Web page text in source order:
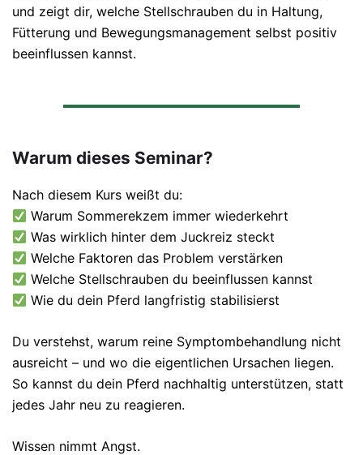
und zeigt dir, welche Stellschrauben du in Haltung,
Fütterung und Bewegungsmanagement selbst positiv
beeinflussen kannst.
Warum dieses Seminar?
Nach diesem Kurs weißt du:
Warum Sommerekzem immer wiederkehrt
Was wirklich hinter dem Juckreiz steckt
Welche Faktoren das Problem verstärken
Welche Stellschrauben du beeinflussen kannst
Wie du dein Pferd langfristig stabilisierst
Du verstehst, warum reine Symptombehandlung nicht
ausreicht – und wo die eigentlichen Ursachen liegen.
So kannst du dein Pferd nachhaltig unterstützen, statt
jedes Jahr neu zu reagieren.
Wissen nimmt Angst.